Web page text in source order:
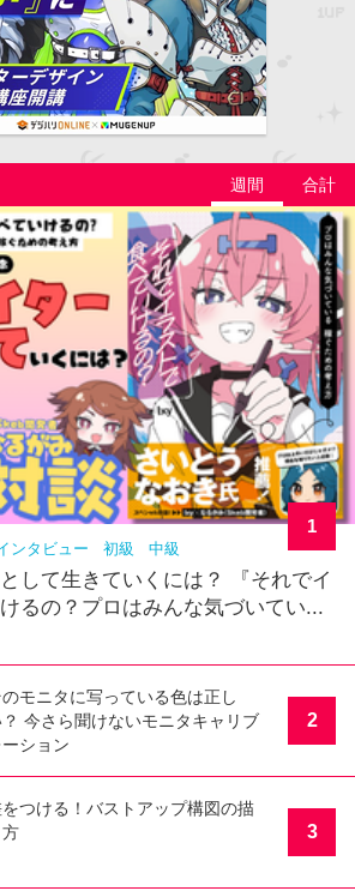
週間 合計
ンタビュー 初級 中級
して生きていくには？ 『それでイ
るの？プロはみんな気づいてい...
1
のモニタに写っている色は正し
？ 今さら聞けないモニタキャリブ
ーション
2
をつける！バストアップ構図の描
方
3